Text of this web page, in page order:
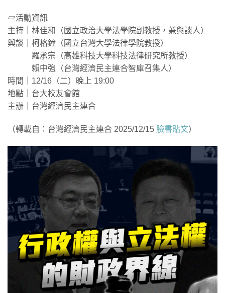
​▱活動資訊
主持｜林佳和（國立政治大學法學院副教授，兼與談人）
與談｜柯格鐘（國立台灣大學法律學院教授）
羅承宗（高雄科技大學科技法律研究所教授）
賴中強（台灣經濟民主連合智庫召集人）
時間｜12/16（二）晚上 19:00
地點｜台大校友會館
主辦｜台灣經濟民主連合
（轉載自：台灣經濟民主連合 2025/12/15 臉書貼文）